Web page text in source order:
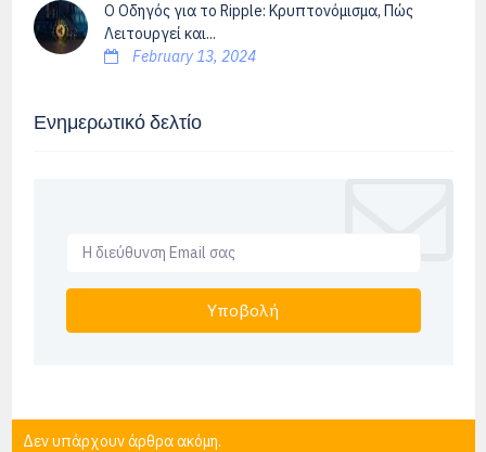
Ο Οδηγός για το Ripple: Κρυπτονόμισμα, Πώς
Λειτουργεί και...
February 13, 2024
Ενημερωτικό δελτίο
Υποβολή
Δεν υπάρχουν άρθρα ακόμη.